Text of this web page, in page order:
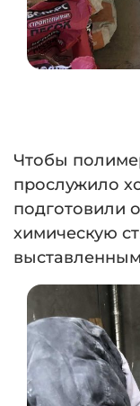
Чтобы
прослужило
подготовили
химическую